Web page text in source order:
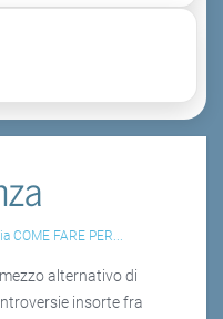
COME FARE PER...
alternativo di
insorte fra